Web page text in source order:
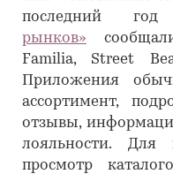
последний
рынков»
Familia, Street
Приложения
ассортимент,
отзывы,
лояльности. Для
просмотр